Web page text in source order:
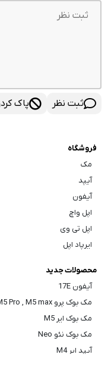
ثبت نظر پاک کردن
فروشگاه
مک
آیپد
آیفون
اپل واچ
اپل تی وی
ایرپاد اپل
محصولات جدید
آیفون 17E
مک بوک پرو M5 Pro , M5 max
مک بوک ایر M5
مک بوک نئو Neo
آیپد ایر M4